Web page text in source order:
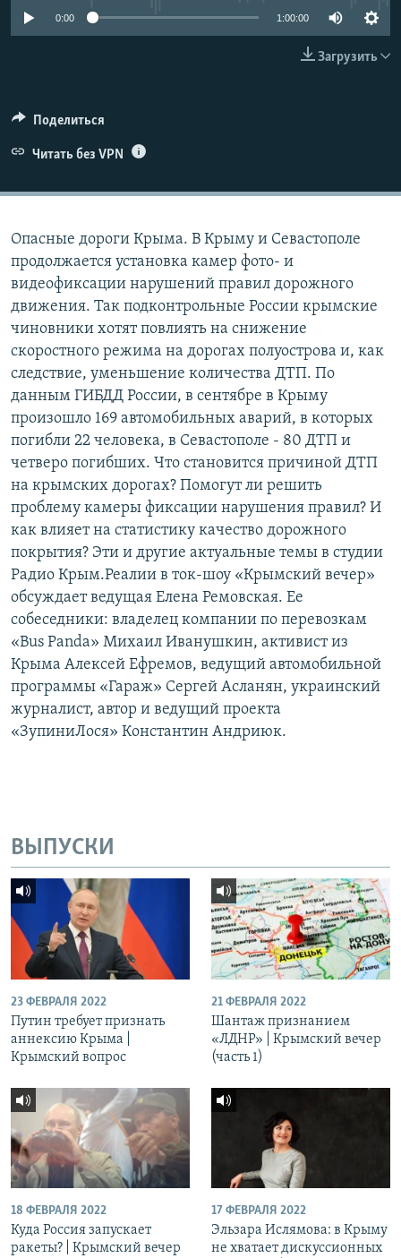
ПОБЕДИТЕЛЕЙ НЕ СУДЯТ?
УКРАИНСКАЯ ПРОБЛЕМА КРЫМА
ПРИСОЕДИНЯЙТЕСЬ!
0:00 1:00:00
Загрузить
Поделиться
Читать без VPN
Опасные дороги Крыма. В Крыму и Севастополе
продолжается установка камер фото- и
видеофиксации нарушений правил дорожного
движения. Так подконтрольные России крымские
чиновники хотят повлиять на снижение
скоростного режима на дорогах полуострова и, как
следствие, уменьшение количества ДТП. По
данным ГИБДД России, в сентябре в Крыму
произошло 169 автомобильных аварий, в которых
погибли 22 человека, в Севастополе - 80 ДТП и
четверо погибших. Что становится причиной ДТП
на крымских дорогах? Помогут ли решить
проблему камеры фиксации нарушения правил? И
как влияет на статистику качество дорожного
покрытия? Эти и другие актуальные темы в студии
Радио Крым.Реалии в ток-шоу «Крымский вечер»
обсуждает ведущая Елена Ремовская. Ее
собеседники: владелец компании по перевозкам
«Bus Panda» Михаил Иванушкин, активист из
Крыма Алексей Ефремов, ведущий автомобильной
программы «Гараж» Сергей Асланян, украинский
журналист, автор и ведущий проекта
«ЗупиниЛося» Константин Андриюк.
ВЫПУСКИ
23 ФЕВРАЛЯ 2022
Путин требует признать
аннексию Крыма |
Крымский вопрос
21 ФЕВРАЛЯ 2022
Шантаж признанием
«ЛДНР» | Крымский вечер
(часть 1)
18 ФЕВРАЛЯ 2022
Куда Россия запускает
ракеты? | Крымский вечер
17 ФЕВРАЛЯ 2022
Эльзара Ислямова: в Крыму
не хватает дискуссионных